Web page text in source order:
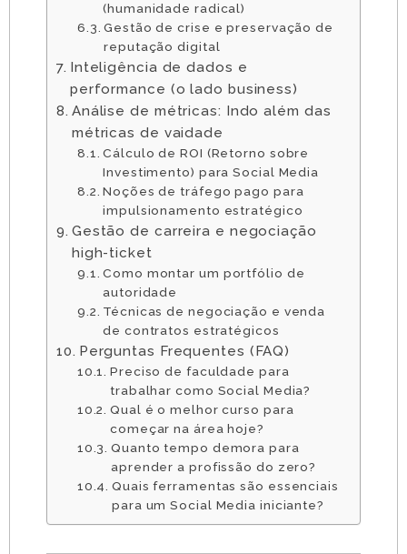
(humanidade radical)
Gestão de crise e preservação de
reputação digital
Inteligência de dados e
performance (o lado business)
Análise de métricas: Indo além das
métricas de vaidade
Cálculo de ROI (Retorno sobre
Investimento) para Social Media
Noções de tráfego pago para
impulsionamento estratégico
Gestão de carreira e negociação
high-ticket
Como montar um portfólio de
autoridade
Técnicas de negociação e venda
de contratos estratégicos
Perguntas Frequentes (FAQ)
Preciso de faculdade para
trabalhar como Social Media?
Qual é o melhor curso para
começar na área hoje?
Quanto tempo demora para
aprender a profissão do zero?
Quais ferramentas são essenciais
para um Social Media iniciante?